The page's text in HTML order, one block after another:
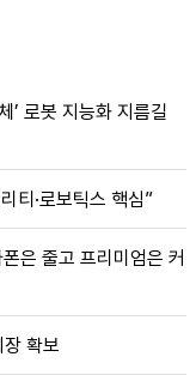
’ 로봇 지능화 지름길
티·로보틱스 핵심”
은 줄고 프리미엄은 커
확보